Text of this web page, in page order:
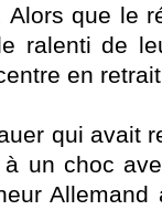
que le
ralenti de
en
qui avait
un choc